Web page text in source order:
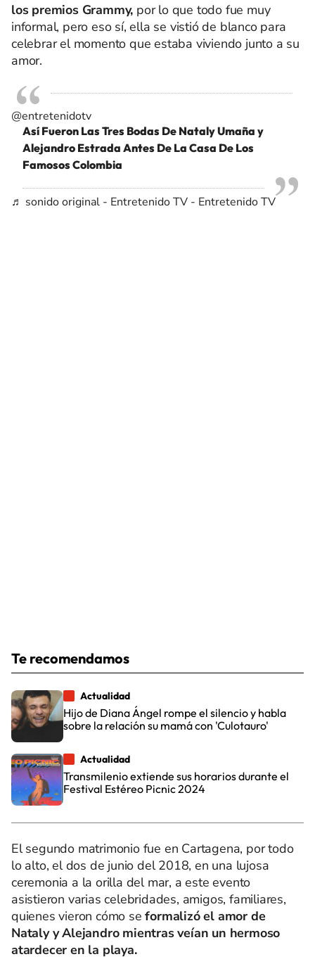
los premios Grammy, por lo que todo fue muy
informal, pero eso sí, ella se vistió de blanco para
celebrar el momento que estaba viviendo junto a su
amor.
@entretenidotv
Así Fueron Las Tres Bodas De Nataly Umaña y
Alejandro Estrada Antes De La Casa De Los
Famosos Colombia
♬ sonido original - Entretenido TV - Entretenido TV
Te recomendamos
Actualidad
Hijo de Diana Ángel rompe el silencio y habla
sobre la relación su mamá con 'Culotauro'
Actualidad
Transmilenio extiende sus horarios durante el
Festival Estéreo Picnic 2024
El segundo matrimonio fue en Cartagena, por todo
lo alto, el dos de junio del 2018, en una lujosa
ceremonia a la orilla del mar, a este evento
asistieron varias celebridades, amigos, familiares,
quienes vieron cómo seformalizó el amor de
Nataly y Alejandro mientras veían un hermoso
atardecer en la playa.